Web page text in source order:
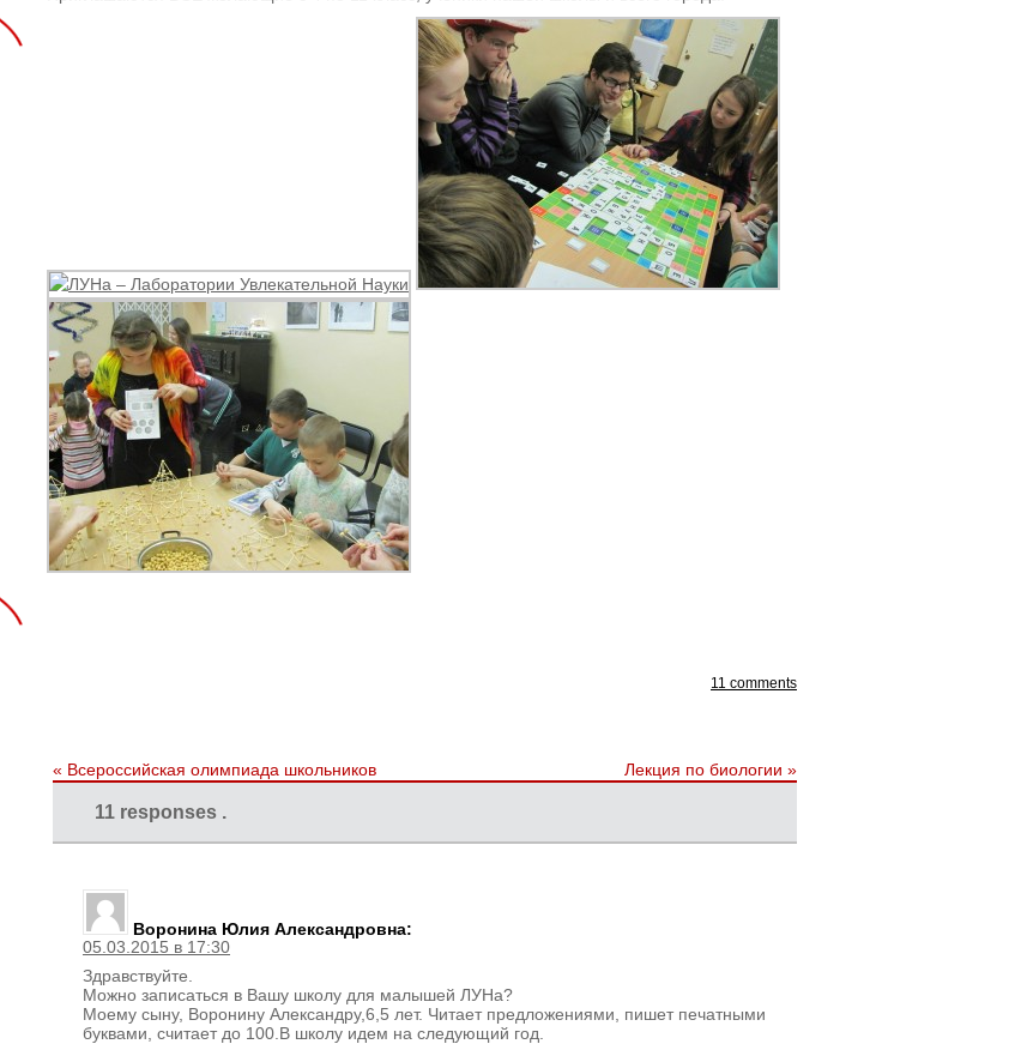
11 comments
« Всероссийская олимпиада школьников Лекция по биологии »
11 responses .
Воронина Юлия Александровна:
05.03.2015 в 17:30
Здравствуйте.
Можно записаться в Вашу школу для малышей ЛУНа?
Моему сыну, Воронину Александру,6,5 лет. Читает предложениями, пишет печатными
буквами, считает до 100.В школу идем на следующий год.